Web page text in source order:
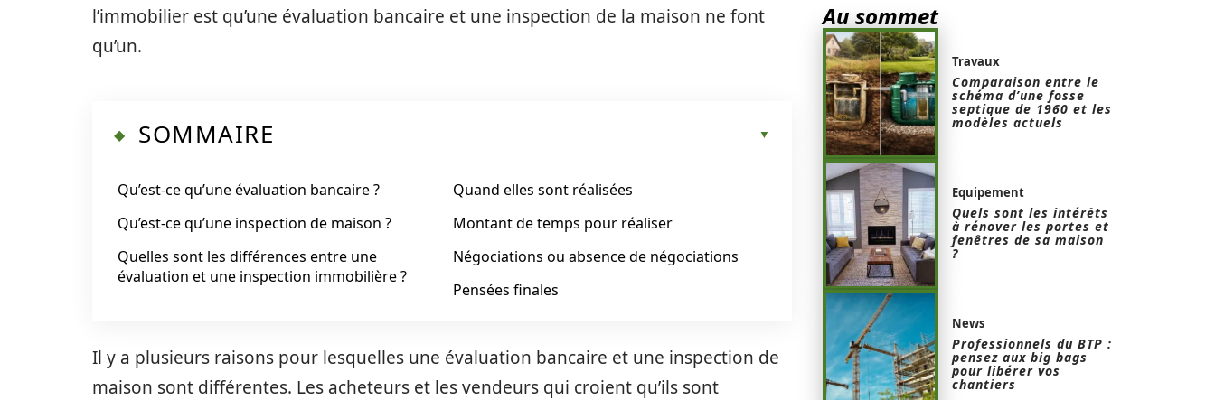
l’immobilier est qu’une évaluation bancaire et une inspection de la maison ne font
qu’un.
SOMMAIRE
Qu’est-ce qu’une évaluation bancaire ?
Qu’est-ce qu’une inspection de maison ?
Quelles sont les différences entre une
évaluation et une inspection immobilière ?
Quand elles sont réalisées
Montant de temps pour réaliser
Négociations ou absence de négociations
Pensées finales
Il y a plusieurs raisons pour lesquelles une évaluation bancaire et une inspection de
maison sont différentes. Les acheteurs et les vendeurs qui croient qu’ils sont
Au sommet
Travaux
Comparaison entre le
schéma d’une fosse
septique de 1960 et les
modèles actuels
Equipement
Quels sont les intérêts
à rénover les portes et
fenêtres de sa maison
?
News
Professionnels du BTP :
pensez aux big bags
pour libérer vos
chantiers